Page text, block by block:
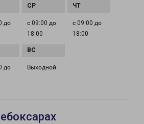
до
с 09:00 до
18:00
с 09:00 до
18:00
до
Выходной